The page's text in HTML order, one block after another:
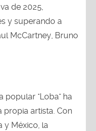
de 2025,
y superando a
McCartney, Bruno
popular "Loba" ha
propia artista. Con
y México, la